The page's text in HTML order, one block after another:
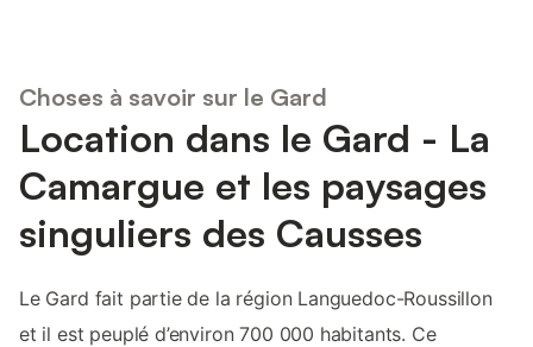
Choses à savoir sur le Gard
Location dans le Gard - La
Camargue et les paysages
singuliers des Causses
Le Gard fait partie de la région Languedoc-Roussillon
et il est peuplé d’environ 700 000 habitants. Ce